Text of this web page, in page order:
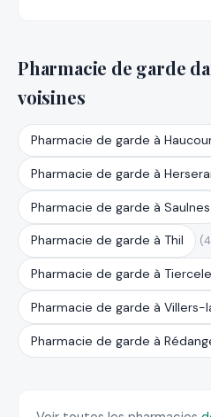
Pharmacie de garde
voisines
Pharmacie de garde à
Pharmacie de garde à
Pharmacie de garde à Saulnes
Pharmacie de garde à Thil
Pharmacie de garde à
Pharmacie de garde à
Pharmacie de garde à